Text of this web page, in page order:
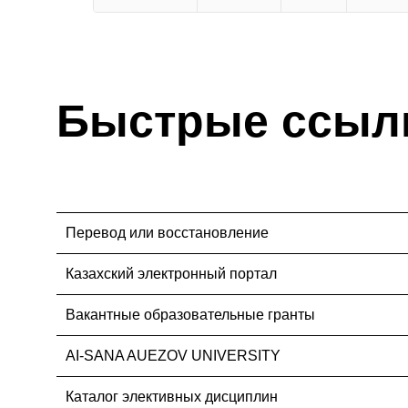
Быстрые
Перевод или восстановление
Казахский электронный портал
Вакантные образовательные гранты
AI-SANA AUEZOV UNIVERSITY
Каталог элективных дисциплин